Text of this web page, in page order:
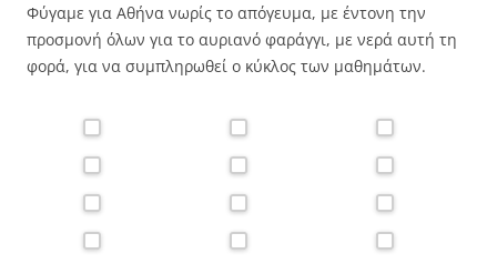
Φύγαμε για Αθήνα νωρίς το απόγευμα, με έντονη την
προσμονή όλων για το αυριανό φαράγγι, με νερά αυτή τη
φορά, για να συμπληρωθεί ο κύκλος των μαθημάτων.